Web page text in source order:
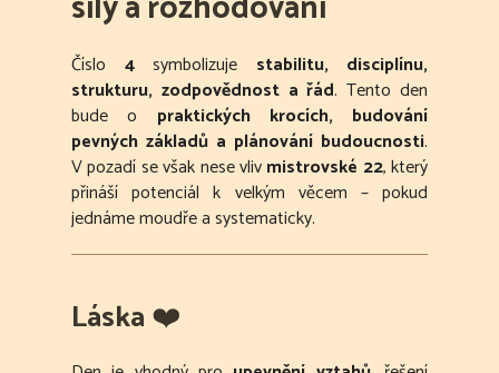
Číslo 4symbolizuje stabilitu, disciplínu,
strukturu, zodpovědnost a řád. Tento den
bude o praktických krocích, budování
pevných základů a plánování budoucnosti.
V pozadí se však nese vlivmistrovské 22, který
přináší potenciál k velkým věcem – pokud
jednáme moudře a systematicky.
Láska❤️